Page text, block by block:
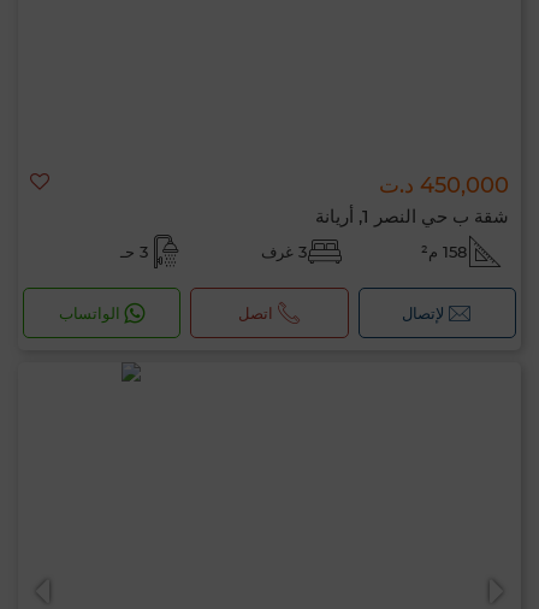
450,000 د.ت
شقة ب حي النصر 1, أريانة
158 م² 3 غرف 3 حـ
لإتصال اتصل الواتساب